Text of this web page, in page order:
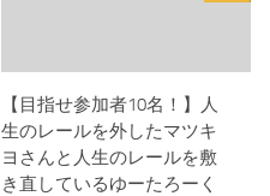
【目指せ参加者10名！】人
生のレールを外したマツキ
ヨさんと人生のレールを敷
き直しているゆーたろーく